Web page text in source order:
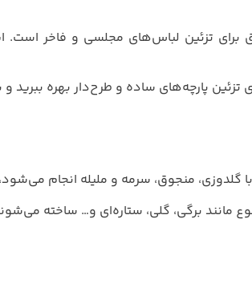
برای تزئین لباس‌های مجلسی و فاخر است.
تزئین پارچه‌های ساده و طرح‌دار بهره ببرید
منجوق، سرمه و ملیله انجام می‌شود،
برگی، گلی، ستاره‌ای و… ساخته